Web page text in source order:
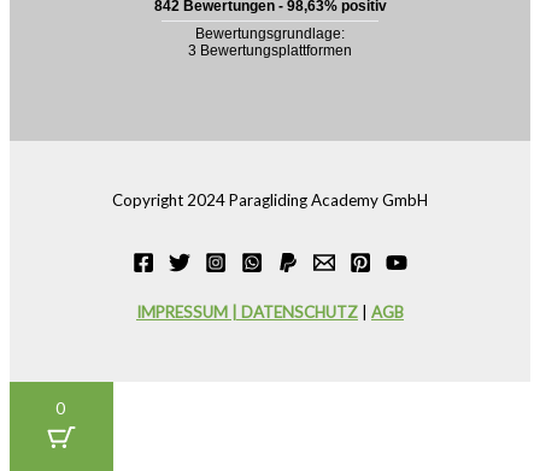
Copyright 2024 Paragliding Academy GmbH
IMPRESSUM | DATENSCHUTZ | AGB
0